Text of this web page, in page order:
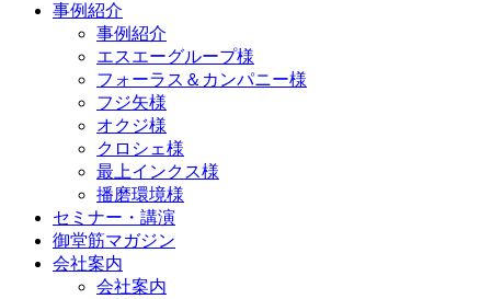
事例紹介
事例紹介
エスエーグループ様
フォーラス＆カンパニー様
フジ矢様
オクジ様
クロシェ様
最上インクス様
播磨環境様
セミナー・講演
御堂筋マガジン
会社案内
会社案内